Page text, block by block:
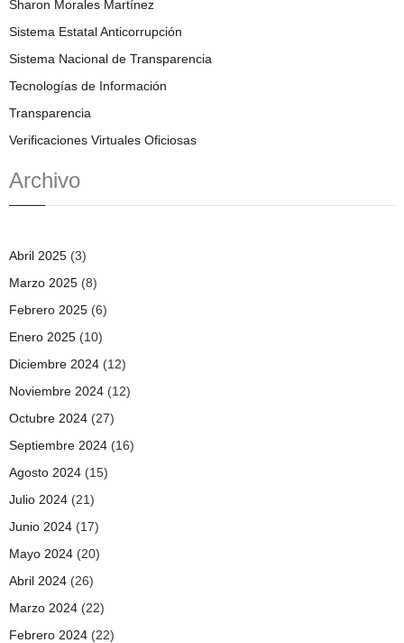
Sharon Morales Martínez
Sistema Estatal Anticorrupción
Sistema Nacional de Transparencia
Tecnologías de Información
Transparencia
Verificaciones Virtuales Oficiosas
Archivo
Abril 2025 (3)
Marzo 2025 (8)
Febrero 2025 (6)
Enero 2025 (10)
Diciembre 2024 (12)
Noviembre 2024 (12)
Octubre 2024 (27)
Septiembre 2024 (16)
Agosto 2024 (15)
Julio 2024 (21)
Junio 2024 (17)
Mayo 2024 (20)
Abril 2024 (26)
Marzo 2024 (22)
Febrero 2024 (22)